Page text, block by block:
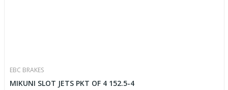
EBC BRAKES
MIKUNI SLOT JETS PKT OF 4 152.5-4